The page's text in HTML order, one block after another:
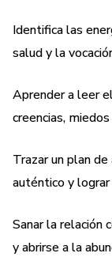
Identifica las
salud y la
Aprender a leer
creencias,
Trazar un plan
auténtico y lograr
Sanar la relación
y abrirse a la